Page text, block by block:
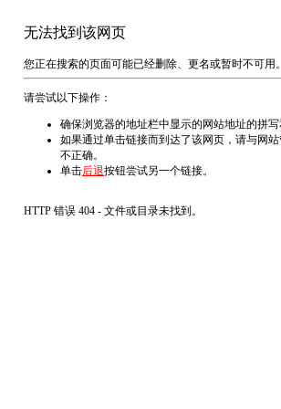
无法找到该网页
您正在搜索的页面可能已经删除、更名或暂时不可用。
请尝试以下操作：
确保浏览器的地址栏中显示的网站地址的拼写
如果通过单击链接而到达了该网页，请与网
不正确。
单击后退按钮尝试另一个链接。
HTTP 错误 404 - 文件或目录未找到。